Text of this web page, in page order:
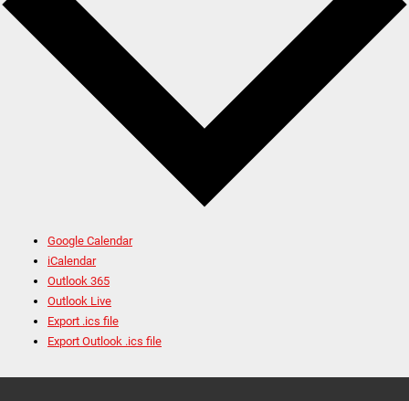
Google Calendar
iCalendar
Outlook 365
Outlook Live
Export .ics file
Export Outlook .ics file